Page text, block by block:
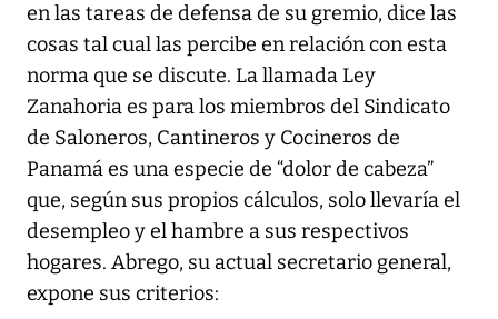
en las tareas de defensa de su gremio, dice las
cosas tal cual las percibe en relación con esta
norma que se discute. La llamada Ley
Zanahoria es para los miembros del Sindicato
de Saloneros, Cantineros y Cocineros de
Panamá es una especie de “dolor de cabeza”
que, según sus propios cálculos, solo llevaría el
desempleo y el hambre a sus respectivos
hogares. Abrego, su actual secretario general,
expone sus criterios: